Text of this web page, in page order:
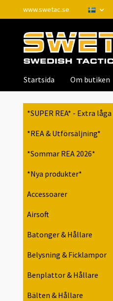
www.swetac.se
Startsida Om butiken
*SUPER REA* - Extra
*REA & Utförsäljning*
*Sommar REA 2026*
*Nya produkter*
Accessoarer
Airsoft
Batonger & Hållare
Belysning & Ficklampor
Benplattor & Hållare
Bälten & Hållare